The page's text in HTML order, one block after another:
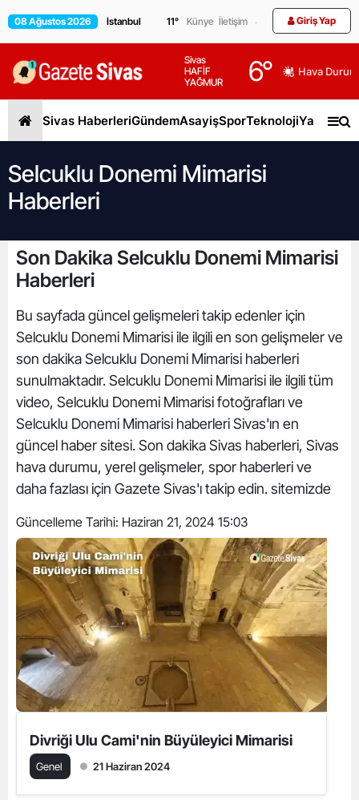
08 Ağustos 2026 11° Künye İletişim Giriş Yap
Sivas
HAFİF
YAĞMUR
6° Hava
Sivas HaberleriGündemAsayişSporTeknolojiYaşam
Selcuklu Donemi Mimarisi
Haberleri
Son Dakika Selcuklu Donemi Mimarisi
Haberleri
Bu sayfada güncel gelişmeleri takip edenler için
Selcuklu Donemi Mimarisi ile ilgili en son gelişmeler ve
son dakika Selcuklu Donemi Mimarisi haberleri
sunulmaktadır. Selcuklu Donemi Mimarisi ile ilgili tüm
video, Selcuklu Donemi Mimarisi fotoğrafları ve
Selcuklu Donemi Mimarisi haberleri Sivas'ın en
güncel haber sitesi. Son dakika Sivas haberleri, Sivas
hava durumu, yerel gelişmeler, spor haberleri ve
daha fazlası için Gazete Sivas'ı takip edin. sitemizde
Güncelleme Tarihi: Haziran 21, 2024 15:03
Divriği Ulu Cami'nin Büyüleyici Mimarisi
Genel 21 Haziran 2024